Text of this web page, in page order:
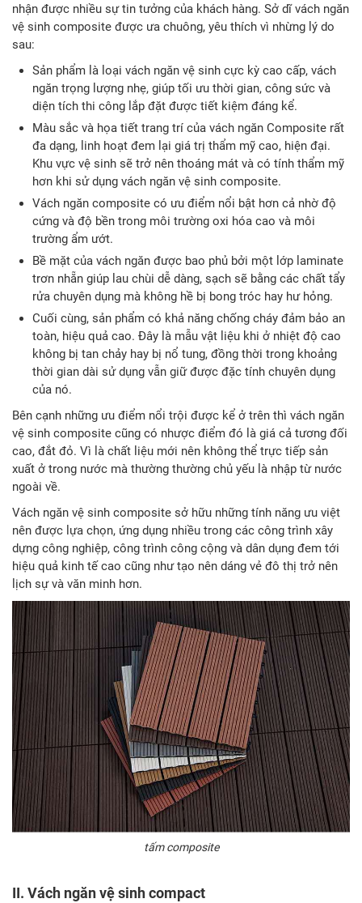
nhận được nhiều sự tin tưởng của khách hàng. Sở dĩ vách ngăn
vệ sinh composite được ưa chuông, yêu thích vì nhừng lý do
sau:
Sản phẩm là loại vách ngăn vệ sinh cực kỳ cao cấp, vách
ngăn trọng lượng nhẹ, giúp tối ưu thời gian, công sức và
diện tích thi công lắp đặt được tiết kiệm đáng kể.
Màu sắc và họa tiết trang trí của vách ngăn Composite rất
đa dạng, linh hoạt đem lại giá trị thẩm mỹ cao, hiện đại.
Khu vực vệ sinh sẽ trở nên thoáng mát và có tính thẩm mỹ
hơn khi sử dụng vách ngăn vệ sinh composite.
Vách ngăn composite có ưu điểm nổi bật hơn cả nhờ độ
cứng và độ bền trong môi trường oxi hóa cao và môi
trường ẩm ướt.
Bề mặt của vách ngăn được bao phủ bởi một lớp laminate
trơn nhẵn giúp lau chùi dễ dàng, sạch sẽ bằng các chất tẩy
rửa chuyên dụng mà không hề bị bong tróc hay hư hỏng.
Cuối cùng, sản phẩm có khả năng chống cháy đảm bảo an
toàn, hiệu quả cao. Đây là mẫu vật liệu khi ở nhiệt độ cao
không bị tan chảy hay bị nổ tung, đồng thời trong khoảng
thời gian dài sử dụng vẫn giữ được đặc tính chuyên dụng
của nó.
Bên cạnh những ưu điểm nổi trội được kể ở trên thì vách ngăn
vệ sinh composite cũng có nhược điểm đó là giá cả tương đối
cao, đắt đỏ. Vì là chất liệu mới nên không thể trực tiếp sản
xuất ở trong nước mà thường thường chủ yếu là nhập từ nước
ngoài về.
Vách ngăn vệ sinh composite sở hữu những tính năng ưu việt
nên được lựa chọn, ứng dụng nhiều trong các công trình xây
dựng công nghiệp, công trình công cộng và dân dụng đem tới
hiệu quả kinh tế cao cũng như tạo nên dáng vẻ đô thị trở nên
lịch sự và văn minh hơn.
tấm composite
II. Vách ngăn vệ sinh compact